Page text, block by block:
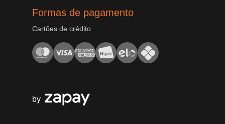
Formas de pagamento
Cartões de crédito
by